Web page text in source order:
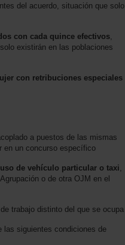
del acuerdo, situación que solo
con cada quince efectivos
existirán en las poblaciones
con retribuciones especiales
a puestos de las mismas
en un concurso específico
de vehículo particular o taxi
o de otra OJM en el
de trabajo distinto del que se ocupa
las siguientes condiciones de